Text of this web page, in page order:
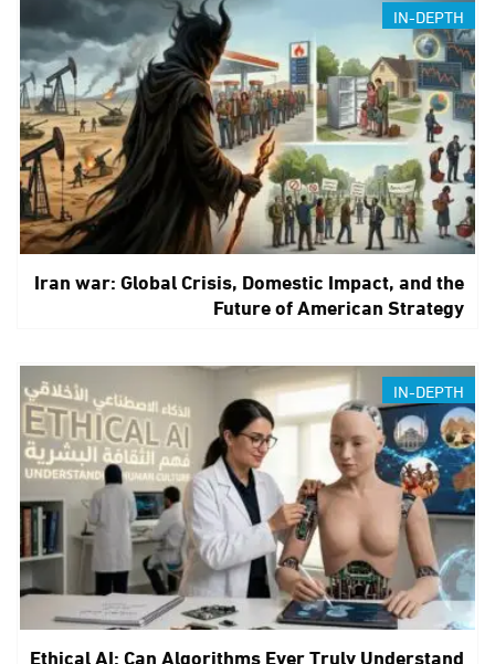
IN-DEPTH
Iran war: Global Crisis, Domestic Impact, and the
Future of American Strategy
IN-DEPTH
Ethical AI: Can Algorithms Ever Truly Understand